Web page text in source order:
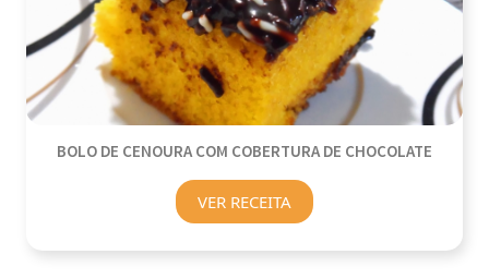
BOLO DE CENOURA COM COBERTURA DE CHOCOLATE
VER RECEITA